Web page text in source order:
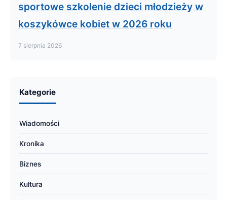
sportowe szkolenie dzieci młodzieży w
koszykówce kobiet w 2026 roku
7 sierpnia 2026
Kategorie
Wiadomości
Kronika
Biznes
Kultura